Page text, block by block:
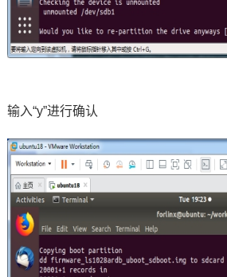
输入“y”进行确认